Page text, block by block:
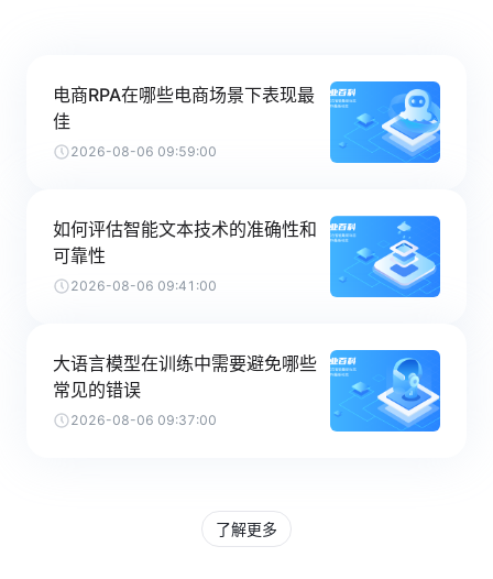
电商RPA在哪些电商场景下表现最
佳
2026-08-06 09:59:00
如何评估智能文本技术的准确性和
可靠性
2026-08-06 09:41:00
大语言模型在训练中需要避免哪些
常见的错误
2026-08-06 09:37:00
了解更多